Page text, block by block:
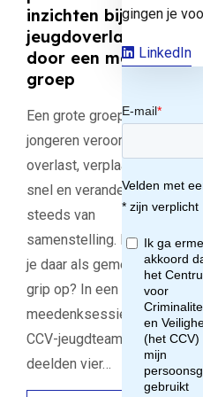
inzichten bij
jeugdoverlast
door een mobiele
groep
Een grote groep
jongeren veroorzaakt
overlast, verplaatst zich
snel en verandert
steeds van
samenstelling. Hoe krijg
je daar als gemeente
grip op? In een
meedenksessie van het
CCV-jeugdteam
deelden vier…
gingen je
LinkedIn